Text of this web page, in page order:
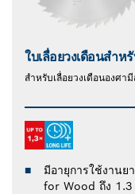
ใบเลื่อยวงเดือนสำห
สําหรับเลื่อยวงเดือนองศา
มีอายุการใช้งานย
for Wood ถึง 1.3